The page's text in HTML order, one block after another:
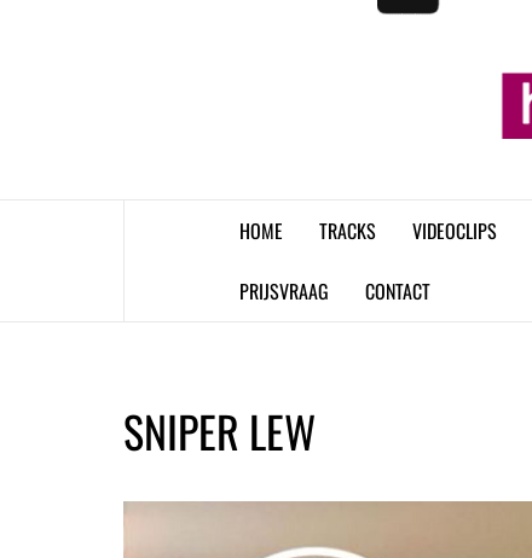
HOME TRACKS VIDEOCLIPS
PRIJSVRAAG CONTACT
SNIPER LEW